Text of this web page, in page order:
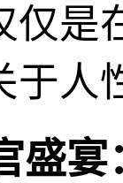
仅是
于人
盛